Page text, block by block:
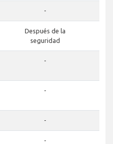
-
Después de la
seguridad
-
-
-
-